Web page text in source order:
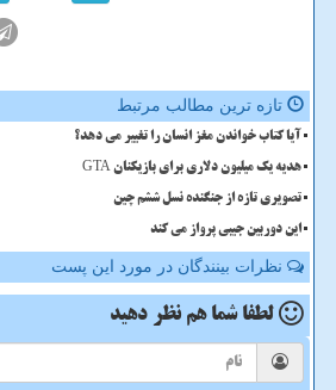
تازه ترین مطالب مرتبط
آیا کتاب خواندن مغز انسان را تغییر می دهد؟
هدیه یک میلیون دلاری برای بازیکنان GTA
تصویری تازه از جنگنده نسل ششم چین
این دوربین جیبی پرواز می کند
نظرات بینندگان در مورد این پست
لطفا شما هم نظر دهید